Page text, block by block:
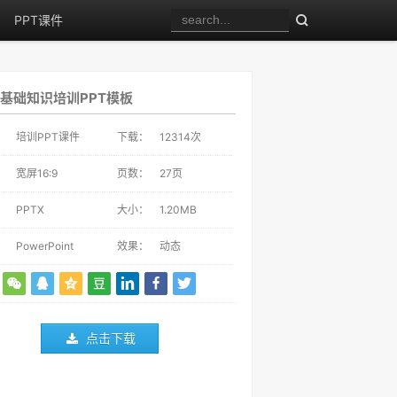
PPT课件
础知识培训PPT模板
培训PPT课件 下载： 12314次
宽屏16:9 页数： 27页
PPTX 大小： 1.20MB
PowerPoint 效果： 动态
点击下载